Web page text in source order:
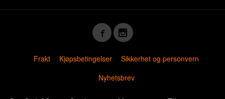
Frakt Kjøpsbetingelser
Sikkerhet og personvern
Nyhetsbrev